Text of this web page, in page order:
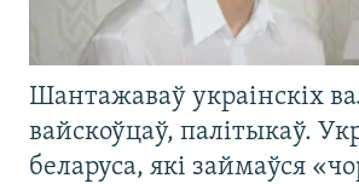
Шантажаваў украінскіх
вайскоўцаў, палітыкаў.
беларуса, які займаўся